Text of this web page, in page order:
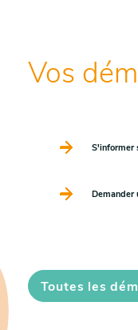
Vos
S'informer
Demander
Toutes les